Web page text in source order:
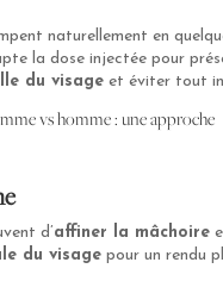
naturellement en
la dose injectée pour
du visageet éviter tout
vs homme : une approche
d’affiner la mâchoire
du visagepour un rendu